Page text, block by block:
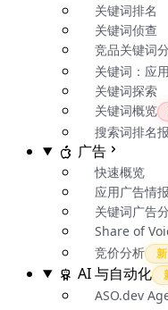
关键词排名
关键词侦查
竞品关键词
关键词：应
关键词探索
关键词概览
搜索词排名
广告
快速概览
应用广告情报
关键词广告
Share of
竞价分析 新
AI 与自动化
ASO.dev